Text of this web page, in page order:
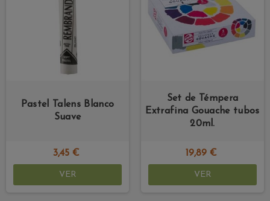
Pastel Talens Blanco
Suave
3,45 €
VER
Set de Témpera
Extrafina Gouache tubos
20ml.
19,89 €
VER